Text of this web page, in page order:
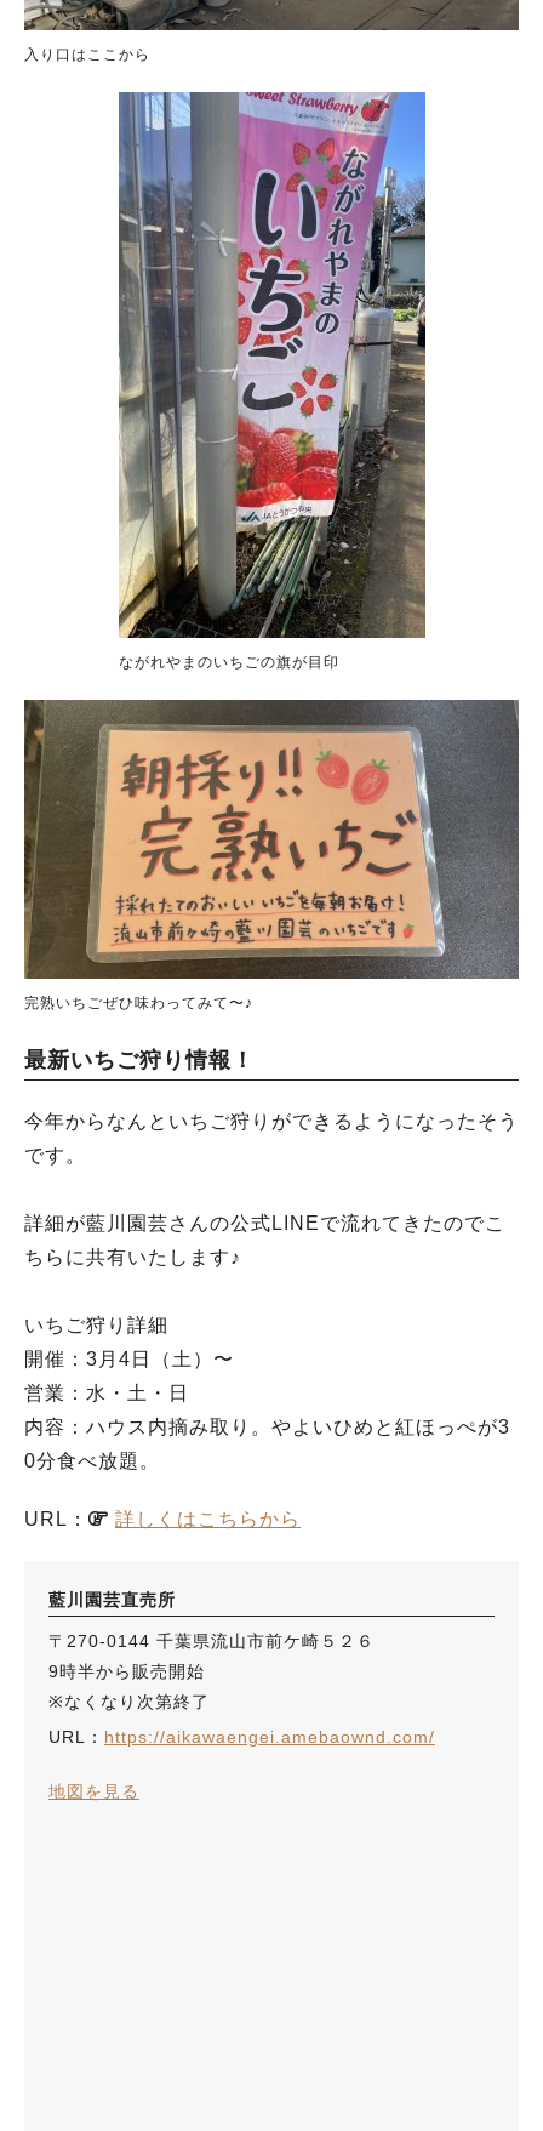
入り口はここから
ながれやまのいちごの旗が目印
完熟いちごぜひ味わってみて〜♪
最新いちご狩り情報！
今年からなんといちご狩りができるようになったそう
です。
詳細が藍川園芸さんの公式LINEで流れてきたのでこ
ちらに共有いたします♪
いちご狩り詳細
開催：3月4日（土）〜
営業：水・土・日
内容：ハウス内摘み取り。やよいひめと紅ほっぺが3
0分食べ放題。
URL： 詳しくはこちらから
藍川園芸直売所
〒270-0144 千葉県流山市前ケ崎５２６
9時半から販売開始
※なくなり次第終了
URL： https://aikawaengei.amebaownd.com/
地図を見る